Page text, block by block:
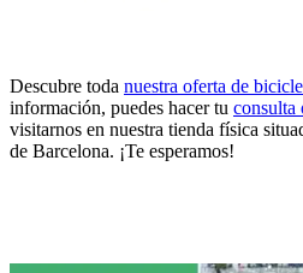
Descubre toda nuestra oferta de
información, puedes hacer tu consulta
visitarnos en nuestra tienda física
de Barcelona. ¡Te esperamos!